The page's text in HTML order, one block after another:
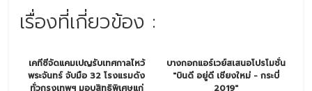
เรื่องที่เกี่ยวข้อง :
เคทีซีจัดแคมเปญรับเทศกาลไหว้
พระจันทร์ จับมือ 32 โรงแรมดัง
ทั่วกรุงเทพฯ มอบสิทธิพิเศษแก่
บางกอกแอร์เวย์สเสนอโปรโมชั่น
"บินดี อยู่ดี เชียงใหม่ - กระบี่
2019"